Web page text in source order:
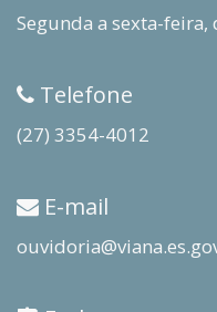
Segunda a sexta-feira,
Telefone
(27) 3354-4012
E-mail